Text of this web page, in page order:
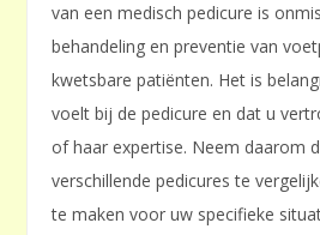
van een medisch pedicure is
behandeling en preventie van
kwetsbare patiënten. Het is
voelt bij de pedicure en dat u
of haar expertise. Neem daarom
verschillende pedicures te
te maken voor uw specifieke